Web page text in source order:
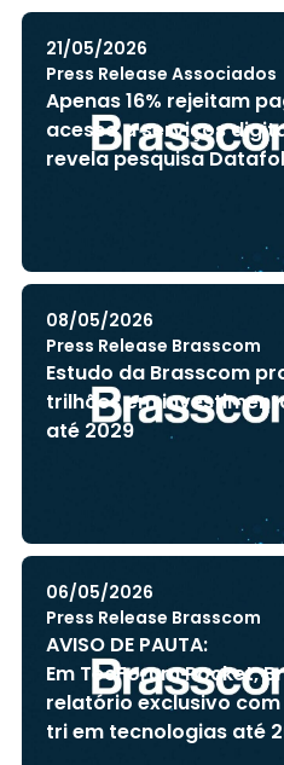
21/05/2026
Press Release Associados
Apenas 16% rejeitam
acesso a serviços
revela pesquisa
08/05/2026
Press Release Brasscom
Estudo da Brasscom
trilhões em
até 2029
06/05/2026
Press Release Brasscom
AVISO DE PAUTA:
Em TecForum Pocket,
relatório exclusivo
tri em tecnologias até